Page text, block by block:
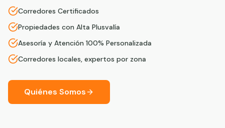
Corredores Certificados
Propiedades con Alta Plusvalía
Asesoría y Atención 100% Personalizada
Corredores locales, expertos por zona
Quiénes Somos